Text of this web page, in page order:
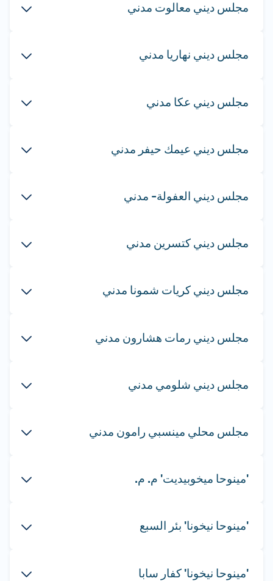
مجلس ديني معالوت مدني
مجلس ديني نهاريا مدني
مجلس ديني عكا مدني
مجلس ديني عيمك حيفر مدني
مجلس ديني العفولة- مدني
مجلس ديني كتسرين مدني
مجلس ديني كريات شمونا مدني
مجلس ديني رمات هشارون مدني
مجلس ديني شلومي مدني
مجلس محلي مينسبي رامون مدني
'مينوحا ميخوبيديت' م. م.
'مينوحا نيخونا' بئر السبع
'مينوحا نيخونا' كفار سابا